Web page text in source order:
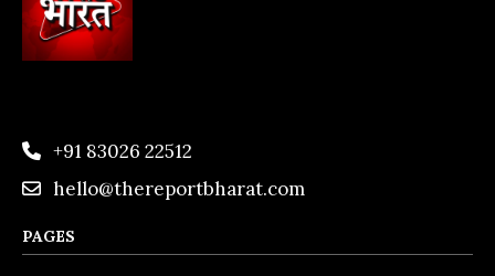
+91 83026 22512
hello@thereportbharat.com
PAGES